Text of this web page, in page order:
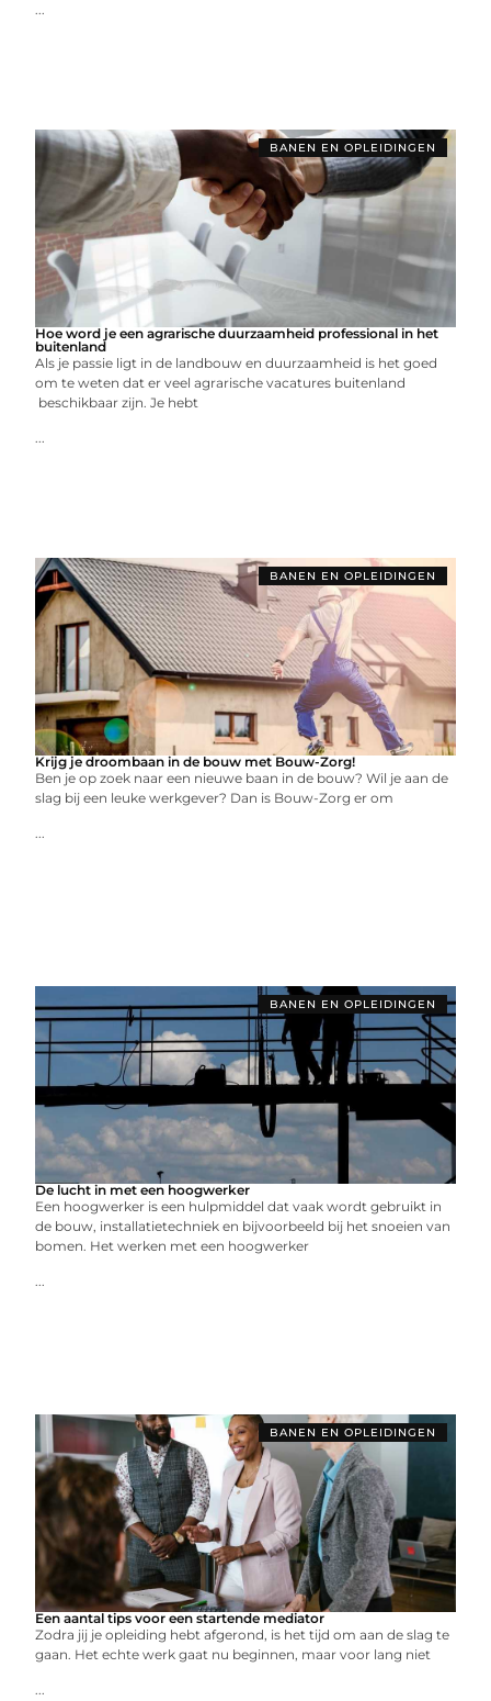
...
BANEN EN OPLEIDINGEN
Hoe word je een agrarische duurzaamheid professional in het
buitenland
Als je passie ligt in de landbouw en duurzaamheid is het goed
om te weten dat er veel agrarische vacatures buitenland
beschikbaar zijn. Je hebt
...
BANEN EN OPLEIDINGEN
Krijg je droombaan in de bouw met Bouw-Zorg!
Ben je op zoek naar een nieuwe baan in de bouw? Wil je aan de
slag bij een leuke werkgever? Dan is Bouw-Zorg er om
...
BANEN EN OPLEIDINGEN
De lucht in met een hoogwerker
Een hoogwerker is een hulpmiddel dat vaak wordt gebruikt in
de bouw, installatietechniek en bijvoorbeeld bij het snoeien van
bomen. Het werken met een hoogwerker
...
BANEN EN OPLEIDINGEN
Een aantal tips voor een startende mediator
Zodra jij je opleiding hebt afgerond, is het tijd om aan de slag te
gaan. Het echte werk gaat nu beginnen, maar voor lang niet
...